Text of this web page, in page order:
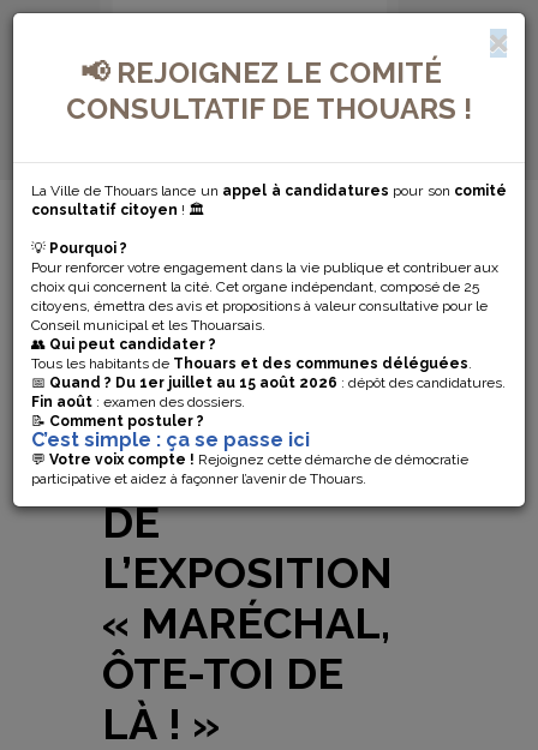
📢 REJOIGNEZ LE COMITÉ
CONSULTATIF DE THOUARS !
La Ville de Thouars lance un appel à candidatures pour son comité
consultatif citoyen ! 🏛️
💡 Pourquoi ?
Pour renforcer votre engagement dans la vie publique et contribuer aux
choix qui concernent la cité. Cet organe indépendant, composé de 25
citoyens, émettra des avis et propositions à valeur consultative pour le
Conseil municipal et les Thouarsais.
👥 Qui peut candidater ?
Tous les habitants de Thouars et des communes déléguées.
📅 Quand ? Du 1er juillet au 15 août 2026 : dépôt des candidatures.
Fin août : examen des dossiers.
📝 Comment postuler ?
C’est simple : ça se passe ici
💬 Votre voix compte ! Rejoignez cette démarche de démocratie
participative et aidez à façonner l’avenir de Thouars.
MENU DE NAVIGATION...
OUVERTURE
DU CENTRE
RÉGIONAL
« RÉSISTANCE
& LIBERTÉ » ET
DE
L’EXPOSITION
« MARÉCHAL,
ÔTE-TOI DE
LÀ ! »